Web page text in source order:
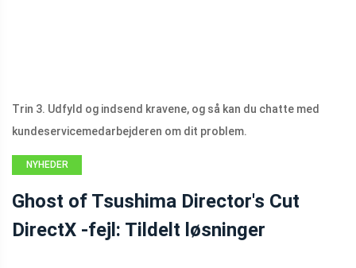
Trin 3. Udfyld og indsend kravene, og så kan du chatte med
kundeservicemedarbejderen om dit problem.
NYHEDER
Ghost of Tsushima Director's Cut
DirectX -fejl: Tildelt løsninger